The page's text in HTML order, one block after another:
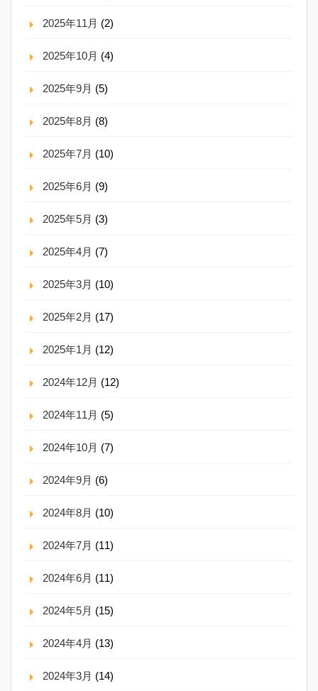
2025年11月 (2)
2025年10月 (4)
2025年9月 (5)
2025年8月 (8)
2025年7月 (10)
2025年6月 (9)
2025年5月 (3)
2025年4月 (7)
2025年3月 (10)
2025年2月 (17)
2025年1月 (12)
2024年12月 (12)
2024年11月 (5)
2024年10月 (7)
2024年9月 (6)
2024年8月 (10)
2024年7月 (11)
2024年6月 (11)
2024年5月 (15)
2024年4月 (13)
2024年3月 (14)